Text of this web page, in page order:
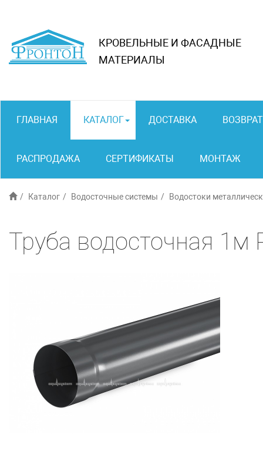
КРОВЕЛЬНЫЕ И ФАСАДНЫЕ
МАТЕРИАЛЫ
ГЛАВНАЯ КАТАЛОГ ДОСТАВКА ВОЗВРАТ
РАСПРОДАЖА СЕРТИФИКАТЫ МОНТАЖ
Каталог Водосточные системы Водостоки
Труба водосточная 1м